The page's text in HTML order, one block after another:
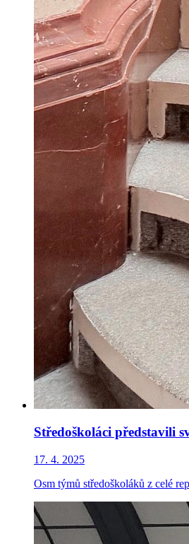
Středoškoláci představili
17. 4. 2025
Osm týmů středoškoláků z celé